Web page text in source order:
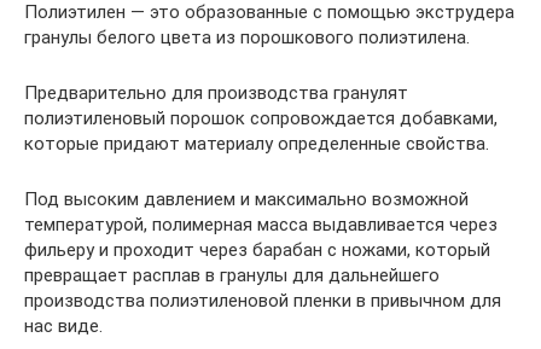
Полиэтилен — это образованные с помощью экструдера
гранулы белого цвета из порошкового полиэтилена.
Предварительно для производства гранулят
полиэтиленовый порошок сопровождается добавками,
которые придают материалу определенные свойства.
Под высоким давлением и максимально возможной
температурой, полимерная масса выдавливается через
фильеру и проходит через барабан с ножами, который
превращает расплав в гранулы для дальнейшего
производства полиэтиленовой пленки в привычном для
нас виде.